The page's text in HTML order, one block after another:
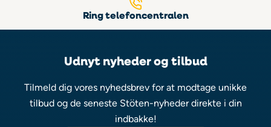
Ring telefoncentralen
Udnyt nyheder og tilbud
Tilmeld dig vores nyhedsbrev for at modtage unikke
tilbud og de seneste Stöten-nyheder direkte i din
indbakke!